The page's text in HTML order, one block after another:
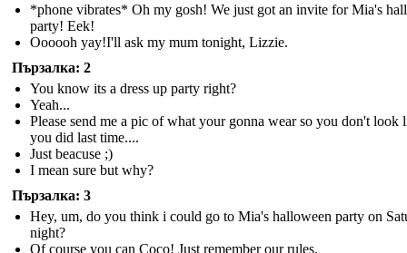
*phone vibrates* Oh my gosh! We just got an invite for Mia's
party! Eek!
Oooooh yay!I'll ask my mum tonight, Lizzie.
Пързалка: 2
You know its a dress up party right?
Yeah...
Please send me a pic of what your gonna wear so you don't look
you did last time....
Just beacuse ;)
I mean sure but why?
Пързалка: 3
Hey, um, do you think i could go to Mia's halloween party on
night?
Of course you can Coco! Just remember our rules.